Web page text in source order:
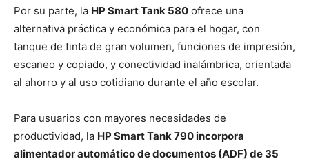
Por su parte, la HP Smart Tank 580 ofrece una
alternativa práctica y económica para el hogar, con
tanque de tinta de gran volumen, funciones de impresión,
escaneo y copiado, y conectividad inalámbrica, orientada
al ahorro y al uso cotidiano durante el año escolar.
Para usuarios con mayores necesidades de
productividad, la HP Smart Tank 790 incorpora
alimentador automático de documentos (ADF) de 35